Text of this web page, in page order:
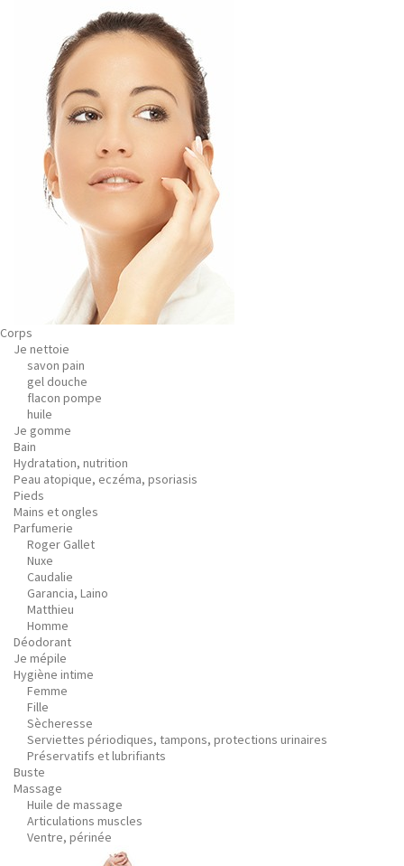
Corps
Je nettoie
savon pain
gel douche
flacon pompe
huile
Je gomme
Bain
Hydratation, nutrition
Peau atopique, eczéma, psoriasis
Pieds
Mains et ongles
Parfumerie
Roger Gallet
Nuxe
Caudalie
Garancia, Laino
Matthieu
Homme
Déodorant
Je mépile
Hygiène intime
Femme
Fille
Sècheresse
Serviettes périodiques, tampons, protections urinaires
Préservatifs et lubrifiants
Buste
Massage
Huile de massage
Articulations muscles
Ventre, périnée